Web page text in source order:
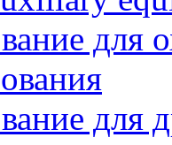
для
для